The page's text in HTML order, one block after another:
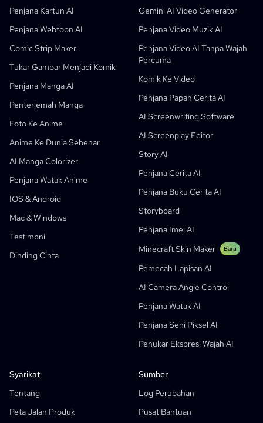
Penjana Kartun AI
Penjana Webtoon AI
Comic Strip Maker
Tukar Gambar Menjadi Komik
Penjana Manga AI
Penterjemah Manga
Foto Ke Anime
Anime Ke Dunia Sebenar
AI Manga Colorizer
Penjana Watak Anime
IOS & Android
Mac & Windows
Testimoni
Dinding Cinta
Gemini AI Video Generator
Penjana Video Muzik AI
Penjana Video AI Tanpa Wajah
Percuma
Komik Ke Video
Penjana Papan Cerita AI
AI Screenwriting Software
AI Screenplay Editor
Story AI
Penjana Cerita AI
Penjana Buku Cerita AI
Storyboard
Penjana Imej AI
Minecraft Skin Maker
Baru
Pemecah Lapisan AI
AI Camera Angle Control
Penjana Watak AI
Penjana Seni Piksel AI
Penukar Ekspresi Wajah AI
Syarikat
Tentang
Peta Jalan Produk
Sumber
Log Perubahan
Pusat Bantuan
AI Children's Book Generator
Penjana Komik AI Percuma
Studio Manga AI
Pereka Pergerakan AI Percuma
Video Ke Komik
Penjana Cerita Suara
Penjana Kartun AI
Tukar Gambar Menjadi Komik
Turn Picture Into Cartoon
Penjana Webtoon AI
Penjana AI Manhwa
Penjana Manga AI
Social Media Comics
Bible Comic Maker
Camera Angle Control
AI Background Generator
Pindahan Gaya Imej AI
Pelajar
Guru Dan Pelajar
Pendidikan
Enterprise
Startup
Seni Berurutan
Meta
SHOTDECK
Black Forest Labs
Replicate
ElevenLabs
PuppyAgent
Kempen Digital
Pemasaran Kandungan
Pemasaran Produk
Graph Comics For Dynamic Graphs
Enterprise
Alat AI Untuk Guru Dan Pelajar
Penjana Video AI
Penjana Buku Cerita Kanak-Kanak
Penjana Buku Cerita AI
Komik Pendidikan AI
Aliran Kerja Generatif
Webtoon